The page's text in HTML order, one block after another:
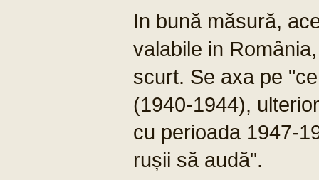
In bună măsură,
valabile in
scurt. Se axa pe
(1940-1944),
cu perioada 1947-
rușii să audă".